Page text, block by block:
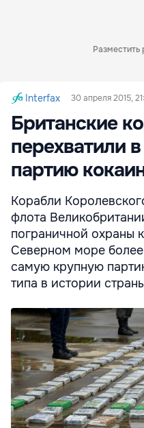
Разместить
Interfax 30 апреля 2015,
Британские
перехватили
партию
Корабли
флота
пограничной охраны
Северном море более
самую крупную
типа в истории